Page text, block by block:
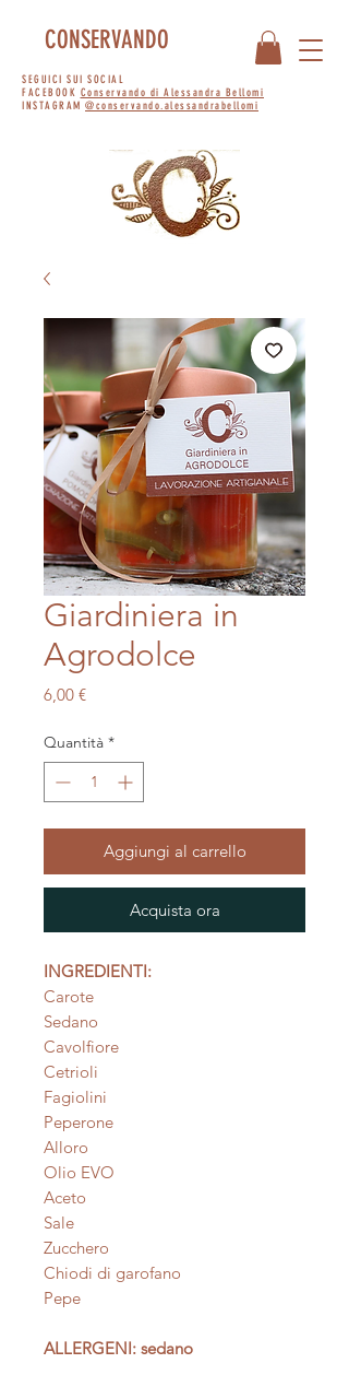
CONSERVANDO
SEGUICI SUI SOCIAL
FACEBOOK Conservando di Alessandra Bellomi
INSTAGRAM @conservando.alessandrabellomi
Giardiniera in
Agrodolce
6,00 €Prezzo
Quantità *
Aggiungi al carrello
Acquista ora
INGREDIENTI:
Carote
Sedano
Cavolfiore
Cetrioli
Fagiolini
Peperone
Alloro
Olio EVO
Aceto
Sale
Zucchero
Chiodi di garofano
Pepe
ALLERGENI: sedano